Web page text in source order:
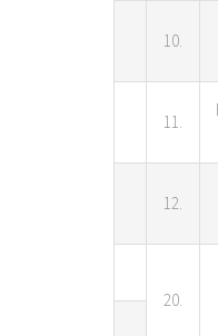
10.
11.
12.
20.